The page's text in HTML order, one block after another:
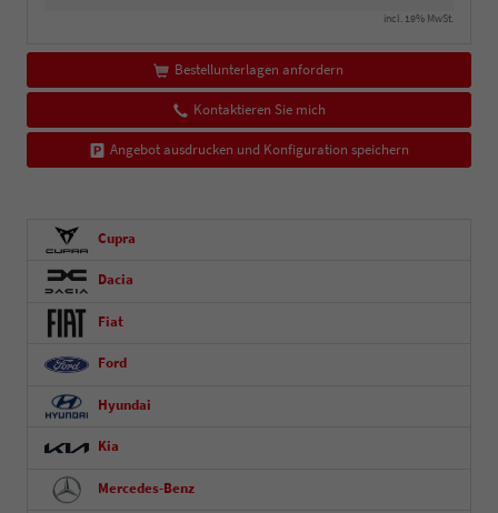
incl. 19% MwSt.
Bestellunterlagen anfordern
Kontaktieren Sie mich
Angebot ausdrucken und Konfiguration speichern
Cupra
Dacia
Fiat
Ford
Hyundai
Kia
Mercedes-Benz